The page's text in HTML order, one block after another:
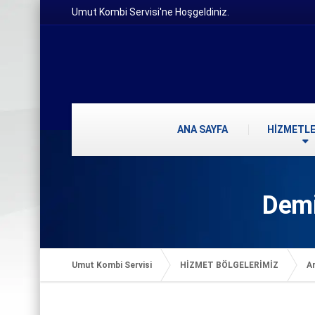
Umut Kombi Servisi'ne Hoşgeldiniz.
ANA SAYFA
Umut Kombi Servisi HİZMET BÖLGELERİMİZ